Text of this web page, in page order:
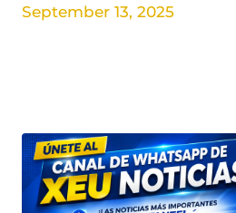
September 13, 2025